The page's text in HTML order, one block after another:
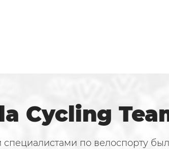
Cycling
специалистами по велоспорту